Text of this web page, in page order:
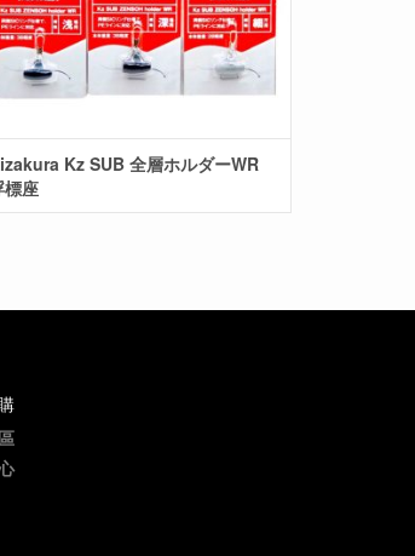
Kz SUB 全層ホルダーWR
標座